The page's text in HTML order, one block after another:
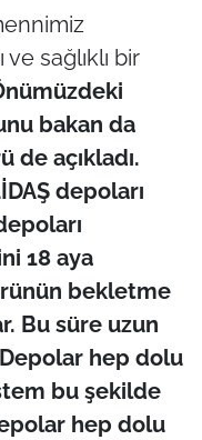
sağlıklı bir
bakan da
de açıkladı.
depoları
18 aya
bekletme
Bu süre uzun
hep dolu
bu şekilde
hep dolu